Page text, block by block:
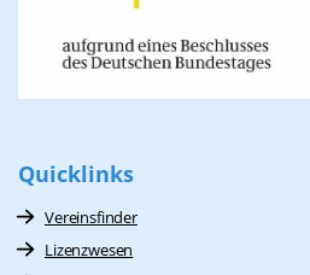
Quicklinks
Vereinsfinder
Lizenzwesen